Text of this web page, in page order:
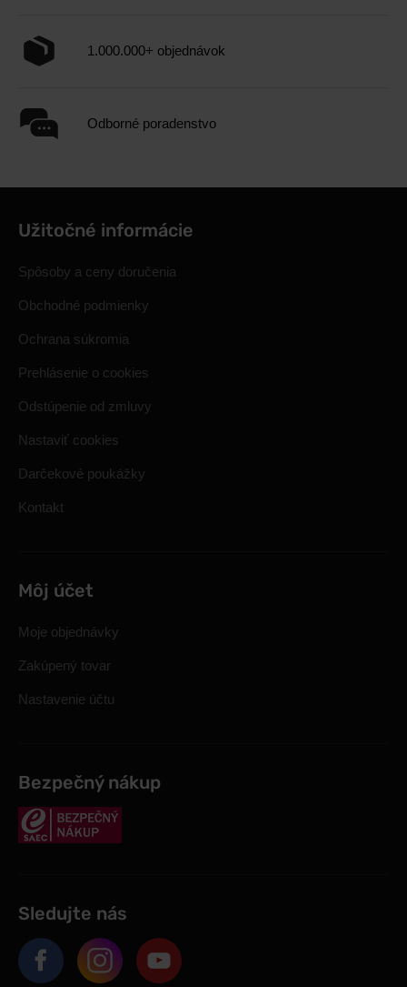
1.000.000+ objednávok
Odborné poradenstvo
Užitočné informácie
Spôsoby a ceny doručenia
Obchodné podmienky
Ochrana súkromia
Prehlásenie o cookies
Odstúpenie od zmluvy
Nastaviť cookies
Darčekové poukážky
Kontakt
Môj účet
Moje objednávky
Zakúpený tovar
Nastavenie účtu
Bezpečný nákup
Sledujte nás